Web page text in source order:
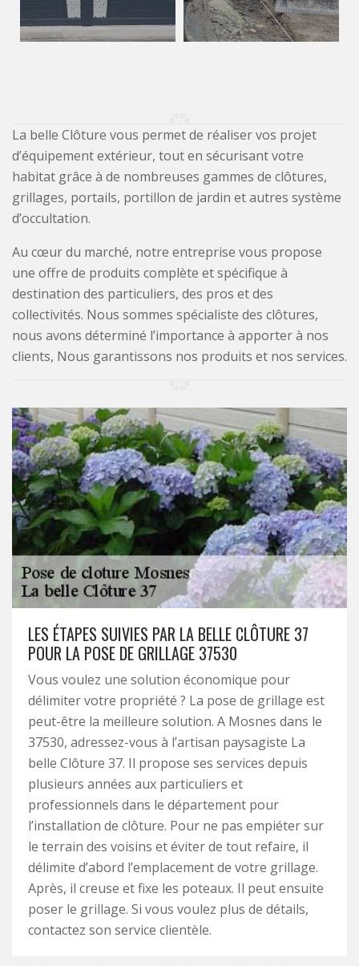
La belle Clôture vous permet de réaliser vos projet
d’équipement extérieur, tout en sécurisant votre
habitat grâce à de nombreuses gammes de clôtures,
grillages, portails, portillon de jardin et autres système
d’occultation.
Au cœur du marché, notre entreprise vous propose
une offre de produits complète et spécifique à
destination des particuliers, des pros et des
collectivités. Nous sommes spécialiste des clôtures,
nous avons déterminé l’importance à apporter à nos
clients, Nous garantissons nos produits et nos services.
LES ÉTAPES SUIVIES PAR LA BELLE CLÔTURE 37
POUR LA POSE DE GRILLAGE 37530
Vous voulez une solution économique pour
délimiter votre propriété ? La pose de grillage est
peut-être la meilleure solution. A Mosnes dans le
37530, adressez-vous à l’artisan paysagiste La
belle Clôture 37. Il propose ses services depuis
plusieurs années aux particuliers et
professionnels dans le département pour
l’installation de clôture. Pour ne pas empiéter sur
le terrain des voisins et éviter de tout refaire, il
délimite d’abord l’emplacement de votre grillage.
Après, il creuse et fixe les poteaux. Il peut ensuite
poser le grillage. Si vous voulez plus de détails,
contactez son service clientèle.